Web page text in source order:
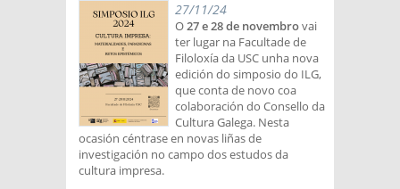
27/11/24
O27 e 28 de novembrovai
ter lugar na Facultade de
Filoloxía da USC unha nova
edición do simposio do ILG,
que conta de novo coa
colaboración do Consello da
Cultura Galega. Nesta
ocasión céntrase en novas liñas de
investigación no campo dos estudos da
cultura impresa.